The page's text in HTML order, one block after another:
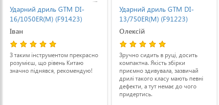
Ударний дриль GTM DI-
16/1050ER(M) (F91423)
Іван
З таким інструментом прекрасно
розумієш, що рівень Китаю
значно піднявся, рекомендую!
Ударний дриль GTM DI-
13/750ER(M) (F91223)
Олексій
Зручно сидить в руці, досить
компактна. Якість збірки
приємно здивувала, зазвичай
дрилі такого класу мають певні
дефекти, а тут немає до чого
придертись.